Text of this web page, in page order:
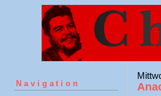
Navigation